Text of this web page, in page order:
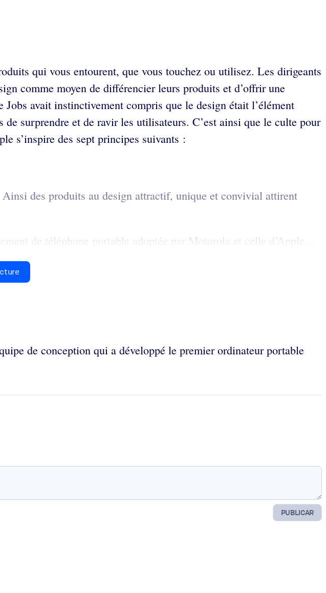
qui vous entourent, que vous touchez ou utilisez. Les dirigeants
comme moyen de différencier leurs produits et d’offrir une
avait instinctivement compris que le design était l’élément
surprendre et de ravir les utilisateurs. C’est ainsi que le culte pour
s’inspire des sept principes suivants :
des produits au design attractif, unique et convivial attirent
de téléphone portable adoptée par Motorola et celle d’Apple...
de conception qui a développé le premier ordinateur portable
PUBLICAR